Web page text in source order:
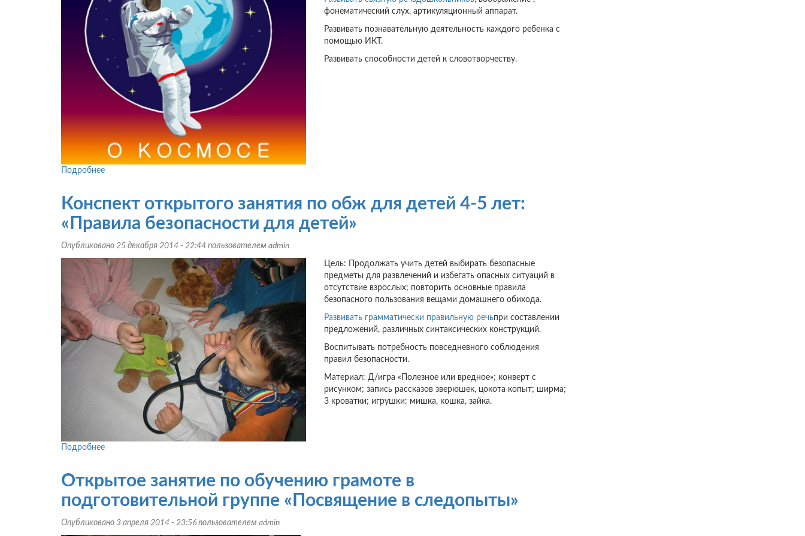
фонематический слух, артикуляционный аппарат.
Развивать познавательную деятельность каждого ребенка с
помощью ИКТ.
Развивать способности детей к словотворчеству.
Подробнее
занятия
в
детском
саду:
путешествие»
Конспект открытого занятия по обж для детей 4-5 лет:
«Правила безопасности для детей»
Опубликовано 25 декабря 2014 - 22:44 пользователем admin
Цель: Продолжать учить детей выбирать безопасные
предметы для развлечений и избегать опасных ситуаций в
отсутствие взрослых; повторить основные правила
безопасного пользования вещами домашнего обихода.
Развивать грамматически правильную речьпри составлении
предложений, различных синтаксических конструкций.
Воспитывать потребность повседневного соблюдения
правил безопасности.
Материал: Д/игра «Полезное или вредное»; конверт с
рисунком; запись рассказов зверюшек, цокота копыт; ширма;
3 кроватки; игрушки: мишка, кошка, зайка.
Подробнее
занятия
по
обж
для
Открытое занятие по обучению грамоте в
подготовительной группе «Посвящение в следопыты»
Опубликовано 3 апреля 2014 - 23:56 пользователем admin